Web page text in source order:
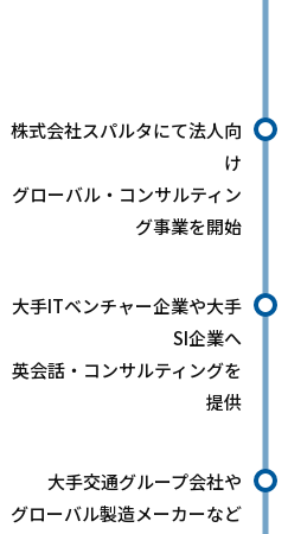
株式会社スパルタにて法人向
け
グローバル・コンサルティン
グ事業を開始
大手ITベンチャー企業や大手
SI企業へ
英会話・コンサルティングを
提供
大手交通グループ会社や
グローバル製造メーカーなど